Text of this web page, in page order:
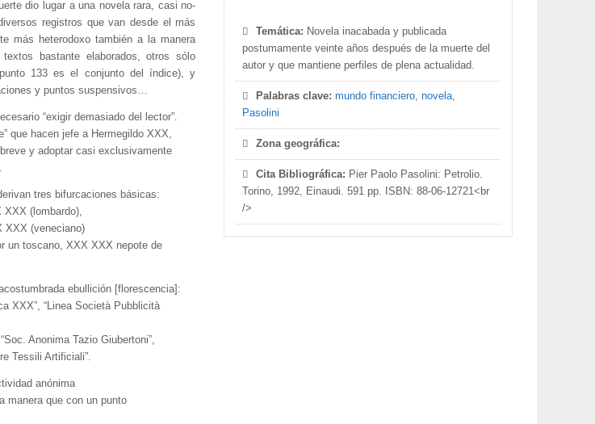
dio lugar a una novela rara, casi no-
registros que van desde el más
más heterodoxo también a la manera
bastante elaborados, otros sólo
133 es el conjunto del índice), y
y puntos suspensivos…
“exigir demasiado del lector”.
que hacen jefe a Hermegildo XXX,
y adoptar casi exclusivamente
tres bifurcaciones básicas:
XXX (lombardo),
XXX (veneciano)
un toscano, XXX XXX nepote de
ebullición [florescencia]:
XXX”, “Linea Società Pubblicità
Anonima Tazio Giubertoni”,
Tessili Artificiali”.
anónima
manera que con un punto
Temática: Novela inacabada y publicada
postumamente veinte años después de la muerte del
autor y que mantiene perfiles de plena actualidad.
Palabras clave: mundo financiero, novela,
Pasolini
Zona geográfica:
Cita Bibliográfica: Pier Paolo Pasolini: Petrolio.
Torino, 1992, Einaudi. 591 pp. ISBN: 88-06-12721<br
/>